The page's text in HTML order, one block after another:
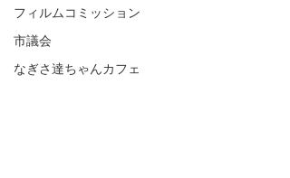
フィルムコミッション
市議会
なぎさ達ちゃんカフェ